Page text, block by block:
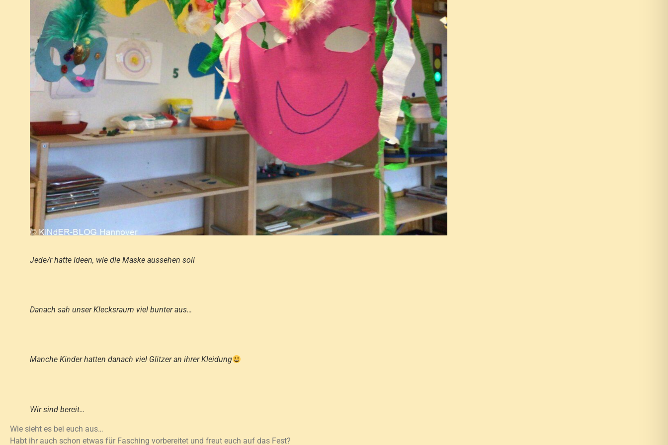
Jede/r hatte Ideen, wie die Maske aussehen soll
Danach sah unser Klecksraum viel bunter aus…
Manche Kinder hatten danach viel Glitzer an ihrer Kleidung
Wir sind bereit…
Wie sieht es bei euch aus…
Habt ihr auch schon etwas für Fasching vorbereitet und freut euch auf das Fest?